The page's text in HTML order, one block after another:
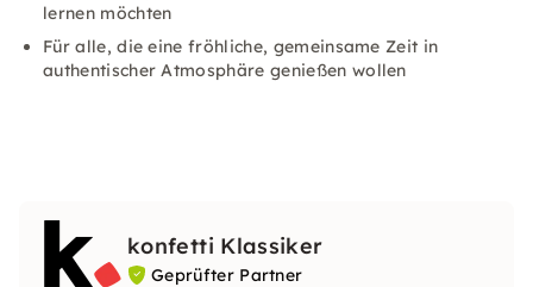
lernen möchten
Für alle, die eine fröhliche, gemeinsame Zeit in
authentischer Atmosphäre genießen wollen
konfetti Klassiker
Geprüfter Partner